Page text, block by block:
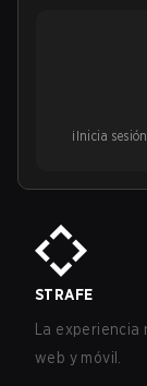
¡Inicia
STRAFE
La
web y móvil.